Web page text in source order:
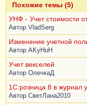
Похожие темы (5)
УНФ - Учет стоимости
Автор VladSerg
Изменение учетной
Автор AKyHuH
Учет векселей
Автор ОлечкаД
1С:розница 8 в журнал
Автор СветЛана2010